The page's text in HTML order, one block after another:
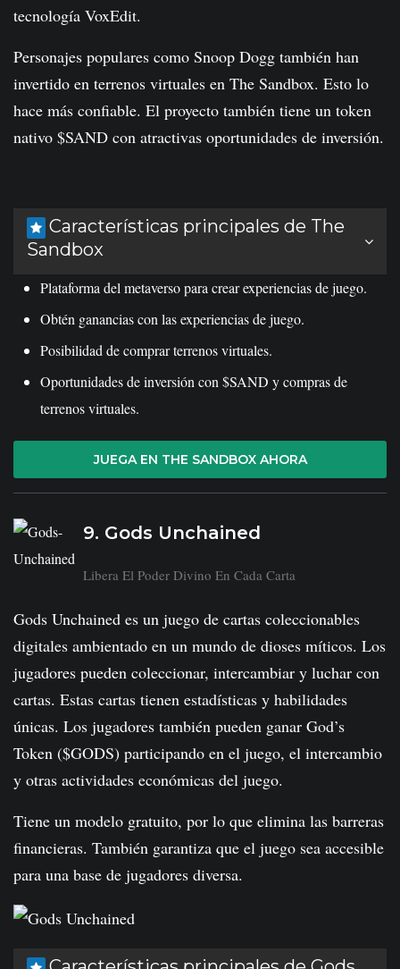
tecnología VoxEdit.
Personajes populares como Snoop Dogg también han
invertido en terrenos virtuales en The Sandbox. Esto lo
hace más confiable. El proyecto también tiene un token
nativo $SAND con atractivas oportunidades de inversión.
Características principales de The
Sandbox
Plataforma del metaverso para crear experiencias de juego.
Obtén ganancias con las experiencias de juego.
Posibilidad de comprar terrenos virtuales.
Oportunidades de inversión con $SAND y compras de
terrenos virtuales.
JUEGA EN THE SANDBOX AHORA
9. Gods Unchained
Libera El Poder Divino En Cada Carta
Gods Unchained es un juego de cartas coleccionables
digitales ambientado en un mundo de dioses míticos. Los
jugadores pueden coleccionar, intercambiar y luchar con
cartas. Estas cartas tienen estadísticas y habilidades
únicas. Los jugadores también pueden ganar God’s
Token ($GODS) participando en el juego, el intercambio
y otras actividades económicas del juego.
Tiene un modelo gratuito, por lo que elimina las barreras
financieras. También garantiza que el juego sea accesible
para una base de jugadores diversa.